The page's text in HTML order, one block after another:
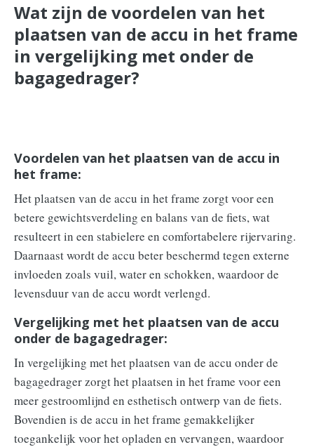
Wat zijn de voordelen van het
plaatsen van de accu in het frame
in vergelijking met onder de
bagagedrager?
Voordelen van het plaatsen van de accu in
het frame:
Het plaatsen van de accu in het frame zorgt voor een
betere gewichtsverdeling en balans van de fiets, wat
resulteert in een stabielere en comfortabelere rijervaring.
Daarnaast wordt de accu beter beschermd tegen externe
invloeden zoals vuil, water en schokken, waardoor de
levensduur van de accu wordt verlengd.
Vergelijking met het plaatsen van de accu
onder de bagagedrager:
In vergelijking met het plaatsen van de accu onder de
bagagedrager zorgt het plaatsen in het frame voor een
meer gestroomlijnd en esthetisch ontwerp van de fiets.
Bovendien is de accu in het frame gemakkelijker
toegankelijk voor het opladen en vervangen, waardoor